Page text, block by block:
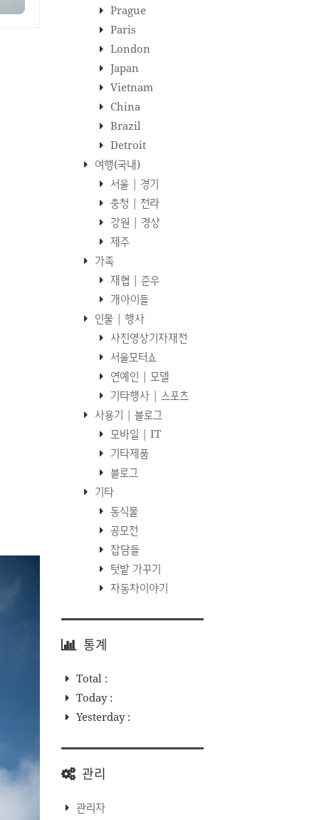
Prague
Paris
London
Japan
Vietnam
China
Brazil
Detroit
여행(국내)
서울 | 경기
충청 | 전라
강원 | 경상
제주
가족
재협 | 준우
개아이들
인물 | 행사
사진영상기자재전
서울모터쇼
연예인 | 모델
기타행사 | 스포츠
사용기 | 블로그
모바일 | IT
기타제품
블로그
기타
동식물
공모전
잡담들
텃밭 가꾸기
자동차이야기
통계
Total :
Today :
Yesterday :
관리
관리자